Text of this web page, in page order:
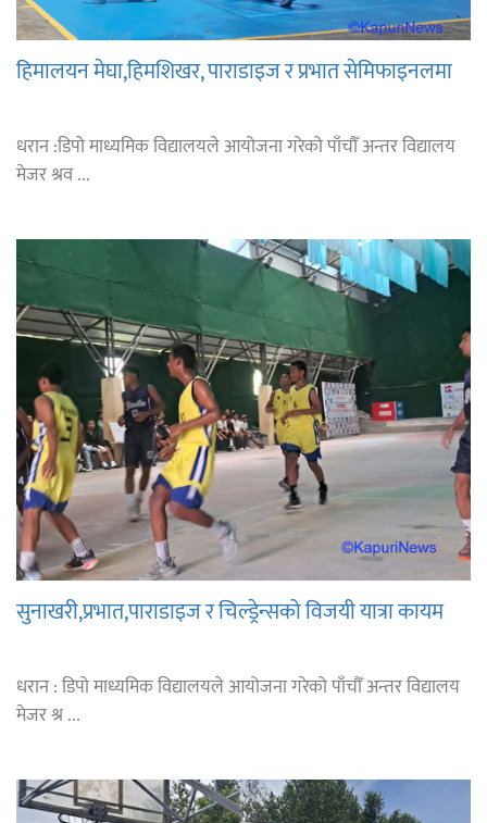
हिमालयन मेघा,हिमशिखर, पाराडाइज र प्रभात सेमिफाइनलमा
धरान :डिपो माध्यमिक विद्यालयले आयोजना गरेको पाँचौँ अन्तर विद्यालय
मेजर श्रव ...
सुनाखरी,प्रभात,पाराडाइज र चिल्ड्रेन्सको विजयी यात्रा कायम
धरान : डिपो माध्यमिक विद्यालयले आयोजना गरेको पाँचौँ अन्तर विद्यालय
मेजर श्र ...